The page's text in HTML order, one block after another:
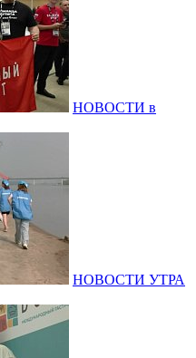
НОВОСТИ в
НОВОСТИ УТРА